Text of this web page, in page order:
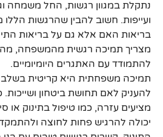
נתקלת במגוון רגשות, החל משמחה
ועייפות. חשוב להבין שהרגשות
בריאות האם אלא גם על בריאות
מצריך תמיכה רגשית מהמשפחה,
להתמודד עם האתגרים היומיומיים.
תמיכה משפחתית היא קריטית בשלב
להעניק לאם תחושת ביטחון
מציעים עזרה, כמו טיפול בתינוק או
יכולה להרגיש פחות לחוצה